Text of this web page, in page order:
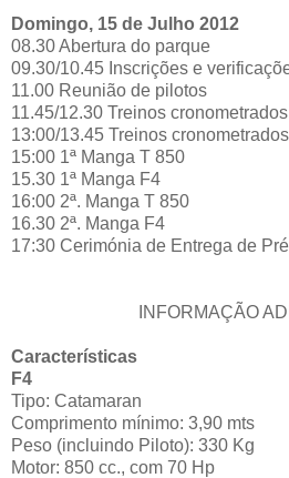
Domingo, 15 de Julho 2012
08.30 Abertura do parque
09.30/10.45 Inscrições e
11.00 Reunião de pilotos
11.45/12.30 Treinos
13:00/13.45 Treinos
15:00 1ª Manga T 850
15.30 1ª Manga F4
16:00 2ª. Manga T 850
16.30 2ª. Manga F4
17:30 Cerimónia de Entrega de
INFORMAÇÃO
Características
F4
Tipo: Catamaran
Comprimento mínimo: 3,90 mts
Peso (incluindo Piloto): 330 Kg
Motor: 850 cc., com 70 Hp